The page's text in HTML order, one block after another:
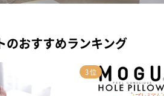
のおすすめランキング